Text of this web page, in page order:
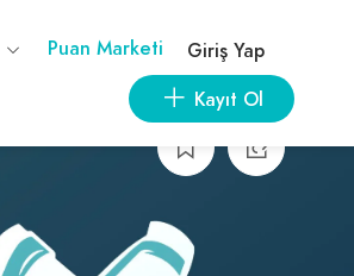
Puan Marketi
Giriş Yap
Kayıt Ol